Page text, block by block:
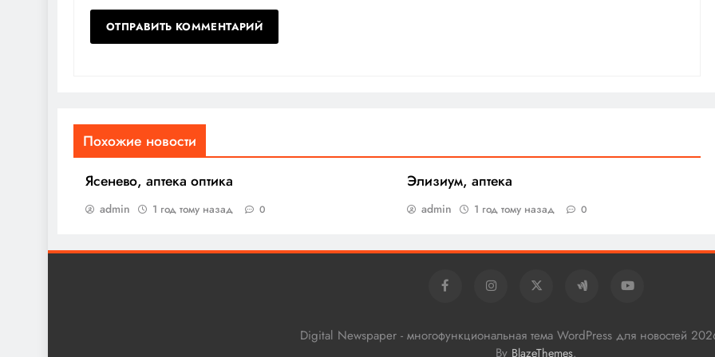
Похожие новости
Ясенево, аптека оптика
admin 1 год тому назад 0
Элизиум, аптека
admin 1 год тому назад 0
Digital Newspaper - многофункциональная тема WordPress для новостей
By BlazeThemes.